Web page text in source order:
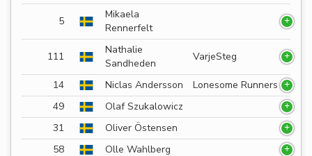
5
Mikaela
Rennerfelt
111
Nathalie
Sandheden
VarjeSteg
14 Niclas Andersson
Lonesome Runners
49
Olaf Szukalowicz
31
Oliver Östensen
58
Olle Wahlberg